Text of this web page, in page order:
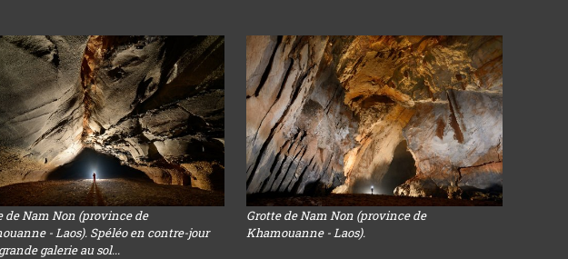
de Nam Non (province de
- Laos). Spéléo en contre-jour
galerie au sol...
Grotte de Nam Non (province de
Khamouanne - Laos).